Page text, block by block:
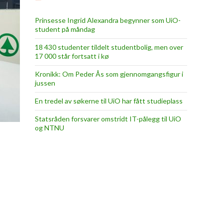
Prinsesse Ingrid Alexandra begynner som UiO-
student på måndag
18 430 studenter tildelt studentbolig, men over
17 000 står fortsatt i kø
Kronikk: Om Peder Ås som gjennomgangsfigur i
jussen
En tredel av søkerne til UiO har fått studieplass
Statsråden forsvarer omstridt IT-pålegg til UiO
og NTNU